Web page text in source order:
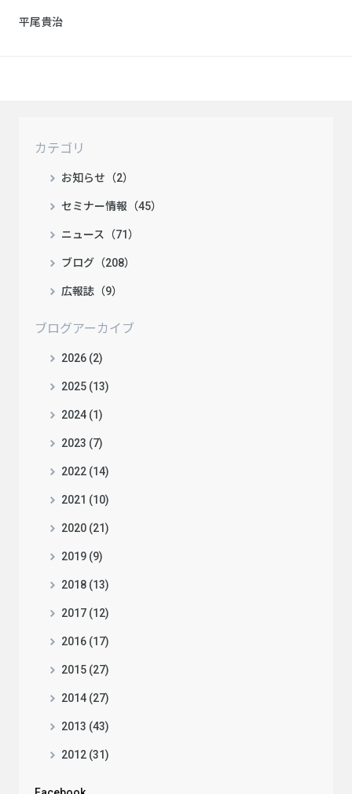
平尾貴治
カテゴリ
お知らせ（2）
セミナー情報（45）
ニュース（71）
ブログ（208）
広報誌（9）
ブログアーカイブ
2026 (2)
2025 (13)
2024 (1)
2023 (7)
2022 (14)
2021 (10)
2020 (21)
2019 (9)
2018 (13)
2017 (12)
2016 (17)
2015 (27)
2014 (27)
2013 (43)
2012 (31)